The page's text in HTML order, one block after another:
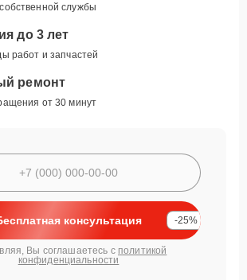
службы
до 3 лет
работ и запчастей
ремонт
от 30 минут
консультация -25%
Вы соглашаетесь с политикой
конфиденциальности